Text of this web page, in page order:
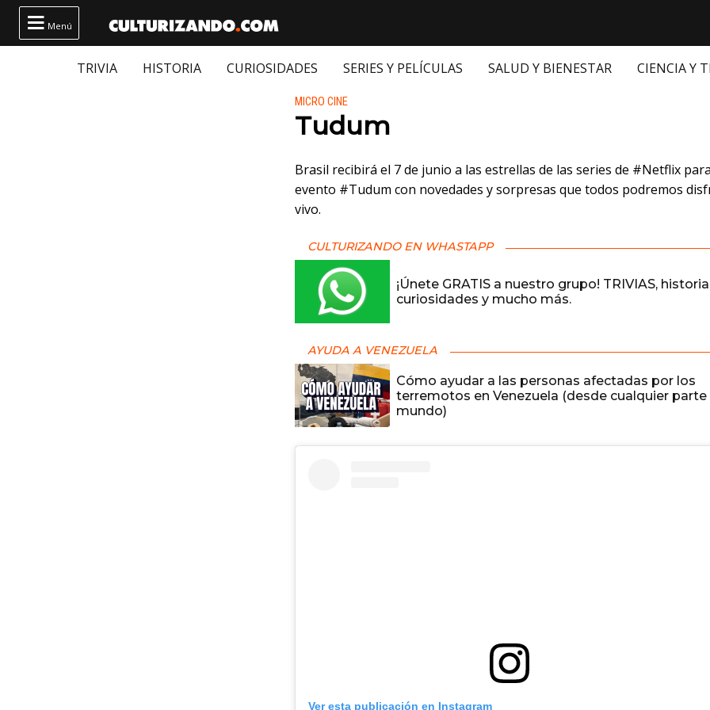
 Menú
TRIVIA HISTORIA CURIOSIDADES SERIES Y PELÍCULAS SALUD Y BIENESTAR
CIENCIA Y
Publicado en:
MICRO CINE
Tudum
Brasil recibirá el 7 de junio a las estrellas de las series de #Netflix
evento #Tudum con novedades y sorpresas que todos podremos
vivo.
CULTURIZANDO EN WHASTAPP
¡Únete GRATIS a nuestro grupo! TRIVIAS,
curiosidades y mucho más.
AYUDA A VENEZUELA
Cómo ayudar a las personas afectadas por los
terremotos en Venezuela (desde cualquier parte
mundo)
Ver esta publicación en Instagram